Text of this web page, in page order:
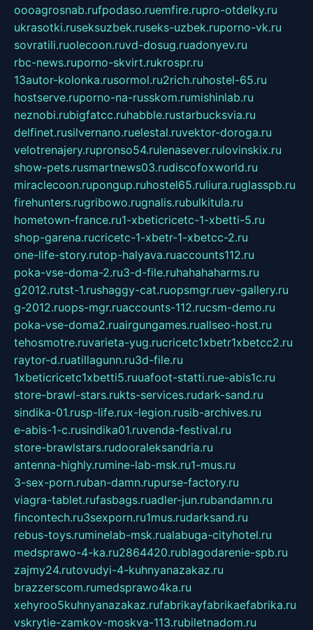
oooagrosnab.rufpodaso.ruemfire.rupro-otdelky.ru
ukrasotki.ruseksuzbek.ruseks-uzbek.ruporno-vk.ru
sovratili.ruolecoon.ruvd-dosug.ruadonyev.ru
rbc-news.ruporno-skvirt.rukrospr.ru
13autor-kolonka.rusormol.ru2rich.ruhostel-65.ru
hostserve.ruporno-na-russkom.rumishinlab.ru
neznobi.rubigfatcc.ruhabble.rustarbucksvia.ru
delfinet.rusilvernano.ruelestal.ruvektor-doroga.ru
velotrenajery.rupronso54.rulenasever.rulovinskix.ru
show-pets.rusmartnews03.rudiscofoxworld.ru
miraclecoon.rupongup.ruhostel65.ruliura.ruglasspb.ru
firehunters.rugribowo.rugnalis.rubulkitula.ru
hometown-france.ru1-xbeticricetc-1-xbetti-5.ru
shop-garena.rucricetc-1-xbetr-1-xbetcc-2.ru
one-life-story.rutop-halyava.ruaccounts112.ru
poka-vse-doma-2.ru3-d-file.ruhahahaharms.ru
g2012.rutst-1.rushaggy-cat.ruopsmgr.ruev-gallery.ru
g-2012.ruops-mgr.ruaccounts-112.rucsm-demo.ru
poka-vse-doma2.ruairgungames.ruallseo-host.ru
tehosmotre.ruvarieta-yug.rucricetc1xbetr1xbetcc2.ru
raytor-d.ruatillagunn.ru3d-file.ru
1xbeticricetc1xbetti5.ruuafoot-statti.rue-abis1c.ru
store-brawl-stars.rukts-services.rudark-sand.ru
sindika-01.rusp-life.rux-legion.rusib-archives.ru
e-abis-1-c.rusindika01.ruvenda-festival.ru
store-brawlstars.rudooraleksandria.ru
antenna-highly.rumine-lab-msk.ru1-mus.ru
3-sex-porn.ruban-damn.rupurse-factory.ru
viagra-tablet.rufasbags.ruadler-jun.rubandamn.ru
fincontech.ru3sexporn.ru1mus.rudarksand.ru
rebus-toys.ruminelab-msk.rualabuga-cityhotel.ru
medsprawo-4-ka.ru2864420.rublagodarenie-spb.ru
zajmy24.rutovudyi-4-kuhnyanazakaz.ru
brazzerscom.rumedsprawo4ka.ru
xehyroo5kuhnyanazakaz.rufabrikayfabrikaefabrika.ru
vskrytie-zamkov-moskva-113.rubiletnadom.ru